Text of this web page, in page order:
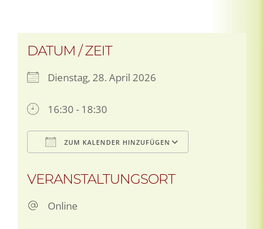
DATUM / ZEIT
Dienstag, 28. April 2026
16:30 - 18:30
ZUM KALENDER HINZUFÜGEN
VERANSTALTUNGSORT
Online